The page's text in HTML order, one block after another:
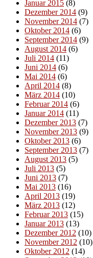
Januar 2015 (8)
Dezember 2014 (9)
November 2014 (7)
Oktober 2014 (6)
September 2014 (9)
August 2014 (6)
Juli 2014 (11)
Juni 2014 (6)
Mai 2014 (6)
April 2014 (8)
März 2014 (10)
Februar 2014 (6)
Januar 2014 (11)
Dezember 2013 (7)
November 2013 (9)
Oktober 2013 (6)
September 2013 (7)
August 2013 (5)
Juli 2013 (5)
Juni 2013 (7)
Mai 2013 (16)
April 2013 (19)
März 2013 (12)
Februar 2013 (15)
Januar 2013 (13)
Dezember 2012 (10)
November 2012 (10)
Oktober 2012 (14)